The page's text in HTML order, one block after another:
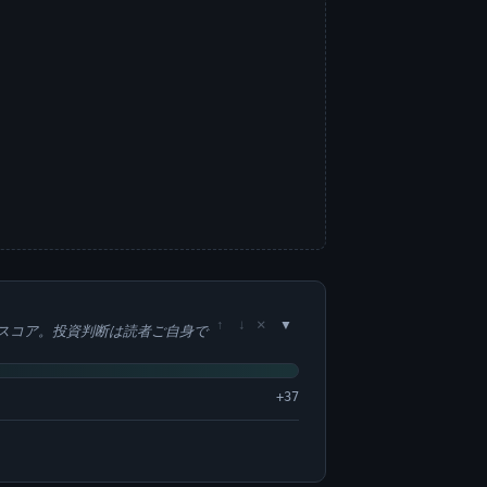
コア。投資判断は読者ご自身で ↑ ↓ ×
+37